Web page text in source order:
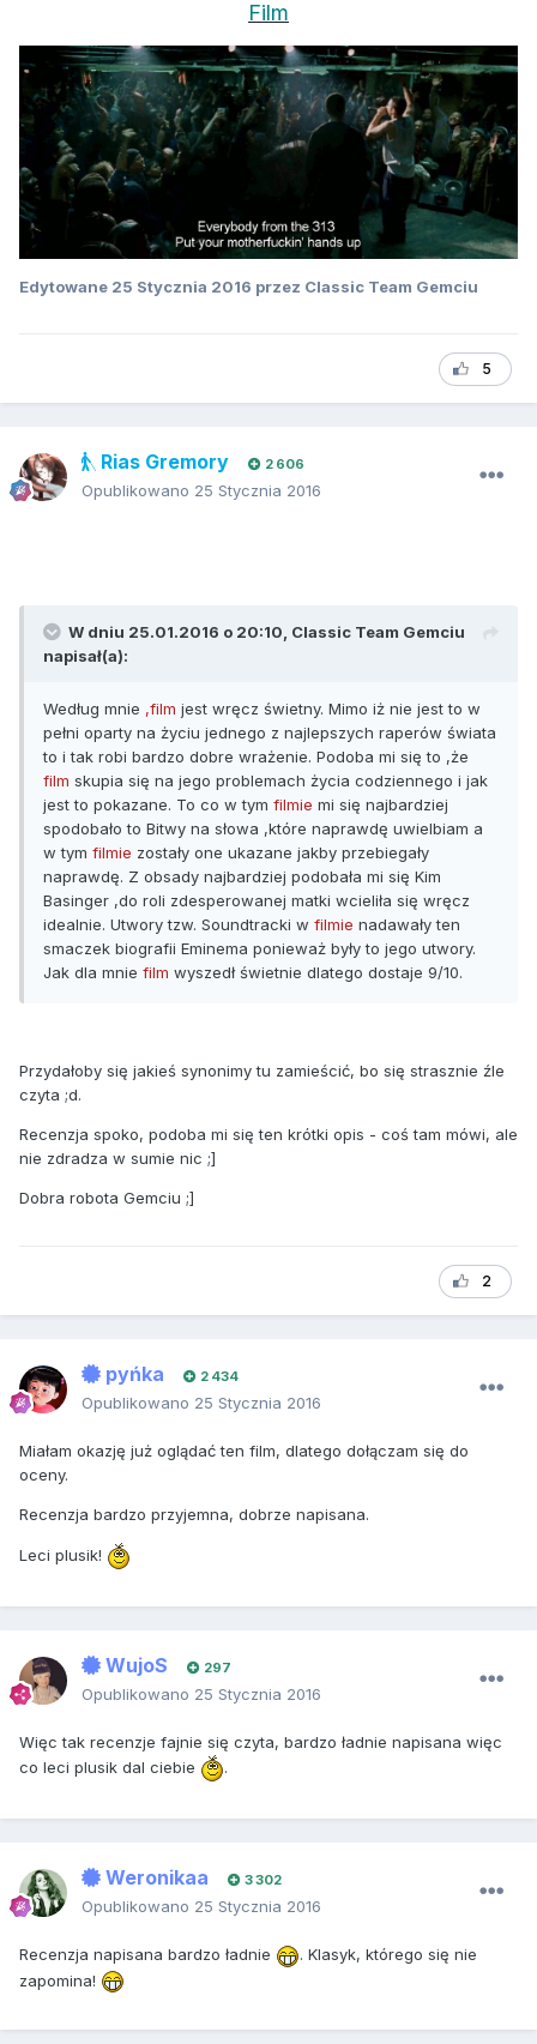
Film
Edytowane 25 Stycznia 2016 przez Classic Team Gemciu
5
Rias Gremory 2 606
Opublikowano 25 Stycznia 2016
W dniu 25.01.2016 o 20:10, Classic Team Gemciu
napisał(a):
Według mnie ,film jest wręcz świetny. Mimo iż nie jest to w
pełni oparty na życiu jednego z najlepszych raperów świata
to i tak robi bardzo dobre wrażenie. Podoba mi się to ,że
film skupia się na jego problemach życia codziennego i jak
jest to pokazane. To co w tym filmie mi się najbardziej
spodobało to Bitwy na słowa ,które naprawdę uwielbiam a
w tym filmie zostały one ukazane jakby przebiegały
naprawdę. Z obsady najbardziej podobała mi się Kim
Basinger ,do roli zdesperowanej matki wcieliła się wręcz
idealnie. Utwory tzw. Soundtracki w filmie nadawały ten
smaczek biografii Eminema ponieważ były to jego utwory.
Jak dla mnie film wyszedł świetnie dlatego dostaje 9/10.
Przydałoby się jakieś synonimy tu zamieścić, bo się strasznie źle
czyta ;d.
Recenzja spoko, podoba mi się ten krótki opis - coś tam mówi, ale
nie zdradza w sumie nic ;]
Dobra robota Gemciu ;]
2
pyńka 2 434
Opublikowano 25 Stycznia 2016
Miałam okazję już oglądać ten film, dlatego dołączam się do
oceny.
Recenzja bardzo przyjemna, dobrze napisana.
Leci plusik!
WujoS 297
Opublikowano 25 Stycznia 2016
Więc tak recenzje fajnie się czyta, bardzo ładnie napisana więc
co leci plusik dal ciebie
.
Weronikaa 3 302
Opublikowano 25 Stycznia 2016
Recenzja napisana bardzo ładnie
. Klasyk, którego się nie
zapomina!